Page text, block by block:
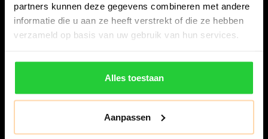
partners kunnen deze gegevens combineren met andere
informatie die u aan ze heeft verstrekt of die ze hebben
verzameld op basis van uw gebruik van hun services.
Alles toestaan
Aanpassen
Bespanracket.nl is dé racketspecialist van Lelystad en
omstreken.
Snijdersstraat 6
8224 AA Lelystad
Nederland
06-57276080